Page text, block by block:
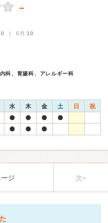
－
| 6月:10
科、胃腸科、アレルギー科
水 木 金 土 日 祝
ジ 次»